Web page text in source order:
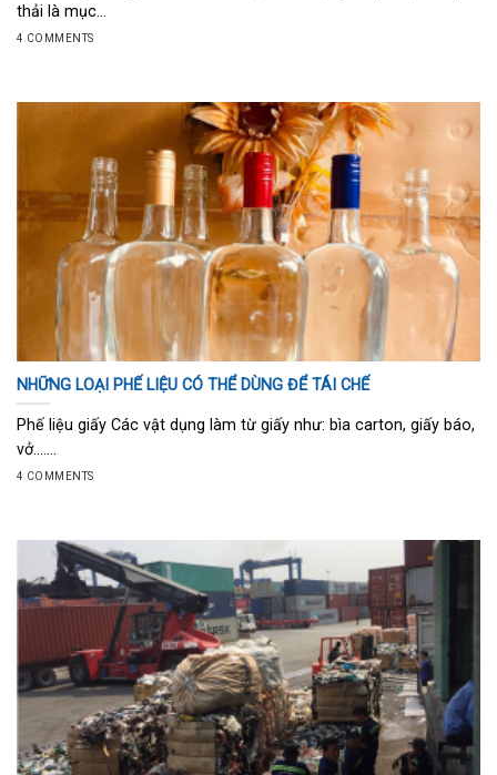
thải là mục...
4 COMMENTS
NHỮNG LOẠI PHẾ LIỆU CÓ THỂ DÙNG ĐỂ TÁI CHẾ
Phế liệu giấy Các vật dụng làm từ giấy như: bìa carton, giấy báo,
vở…....
4 COMMENTS